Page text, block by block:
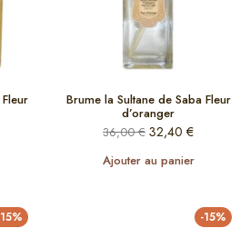
Brume la Sultane de Saba Fleur
d’oranger
36,00€ 32,40 €
Ajouter au panier
-15%